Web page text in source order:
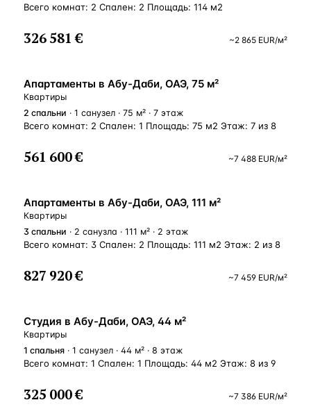
Всего комнат: 2 Спален: 2 Площадь: 114 м2
326 581 € ~2 865 EUR/м²
ВНЖ
Апартаменты в Абу-Даби, ОАЭ, 75 м²
Квартиры
2 спальни · 1 санузел · 75 м² · 7 этаж
Всего комнат: 2 Спален: 1 Площадь: 75 м2 Этаж: 7 из 8
561 600 € ~7 488 EUR/м²
ВНЖ
Апартаменты в Абу-Даби, ОАЭ, 111 м²
Квартиры
3 спальни · 2 санузла · 111 м² · 2 этаж
Всего комнат: 3 Спален: 2 Площадь: 111 м2 Этаж: 2 из 8
827 920 € ~7 459 EUR/м²
ВНЖ
Студия в Абу-Даби, ОАЭ, 44 м²
Квартиры
1 спальня · 1 санузел · 44 м² · 8 этаж
Всего комнат: 1 Спален: 1 Площадь: 44 м2 Этаж: 8 из 9
325 000 € ~7 386 EUR/м²